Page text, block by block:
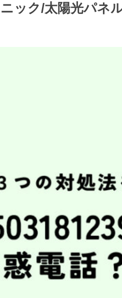
ック/太陽光パネ